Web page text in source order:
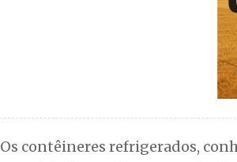
Os contêineres refrigerados,